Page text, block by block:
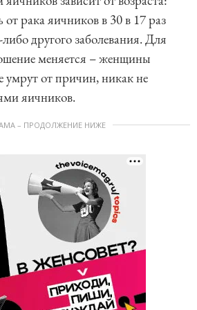
от рака яичников в 30 в 17 раз
другого заболевания. Для
меняется – женщины
умрут от причин, никак не
яичников.
– ПРОДОЛЖЕНИЕ НИЖЕ